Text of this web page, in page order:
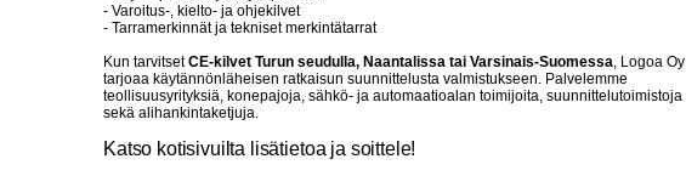
- Varoitus-, kielto- ja ohjekilvet
- Tarramerkinnät ja tekniset merkintätarrat
Kun tarvitsetCE-kilvet Turun seudulla, Naantalissa tai Varsinais-Suomessa, Logoa Oy
tarjoaa käytännönläheisen ratkaisun suunnittelusta valmistukseen. Palvelemme
teollisuusyrityksiä, konepajoja, sähkö- ja automaatioalan toimijoita, suunnittelutoimistoja
sekä alihankintaketjuja.
Katso kotisivuilta lisätietoa ja soittele!